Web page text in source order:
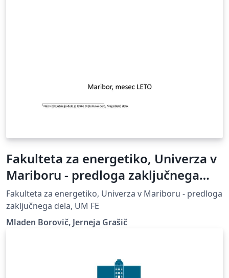
Fakulteta za energetiko, Univerza v
Mariboru - predloga zaključnega
dela
Fakulteta za energetiko, Univerza v Mariboru - predloga
zaključnega dela, UM FE
Mladen Borovič, Jerneja Grašič